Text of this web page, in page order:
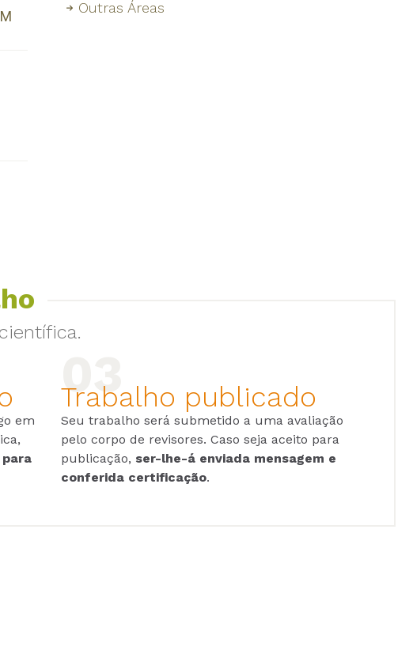
Outras Áreas
em
Trabalho publicado
Seu trabalho será submetido a uma avaliação
pelo corpo de revisores. Caso seja aceito para
publicação, ser-lhe-á enviada mensagem e
conferida certificação.